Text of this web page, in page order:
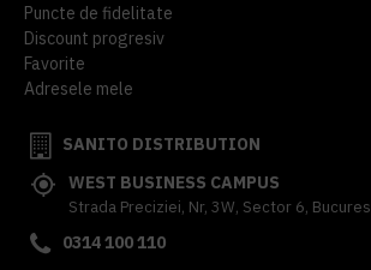
Puncte de fidelitate
Discount progresiv
Favorite
Adresele mele
SANITO DISTRIBUTION
WEST BUSINESS CAMPUS
Strada Preciziei, Nr, 3W, Sector 6,
0314 100 110